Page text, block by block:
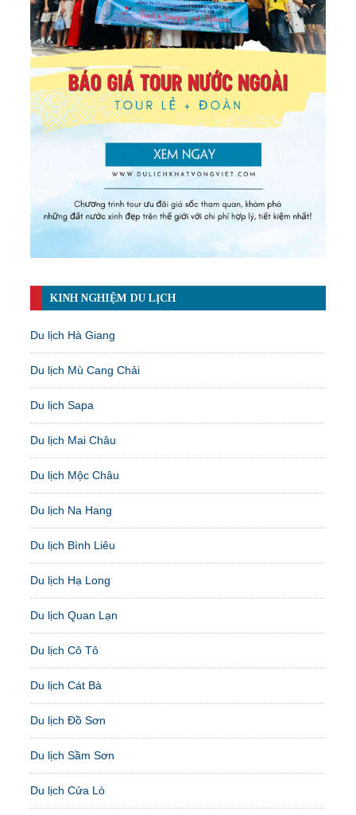
KINH NGHIỆM DU LỊCH
Du lịch Hà Giang
Du lịch Mù Cang Chải
Du lịch Sapa
Du lịch Mai Châu
Du lịch Mộc Châu
Du lịch Na Hang
Du lịch Bình Liêu
Du lịch Hạ Long
Du lịch Quan Lạn
Du lịch Cô Tô
Du lịch Cát Bà
Du lịch Đồ Sơn
Du lịch Sầm Sơn
Du lịch Cửa Lò